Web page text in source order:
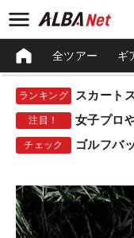
全ツアー ギ
ランキング スカート
注目！
チェック